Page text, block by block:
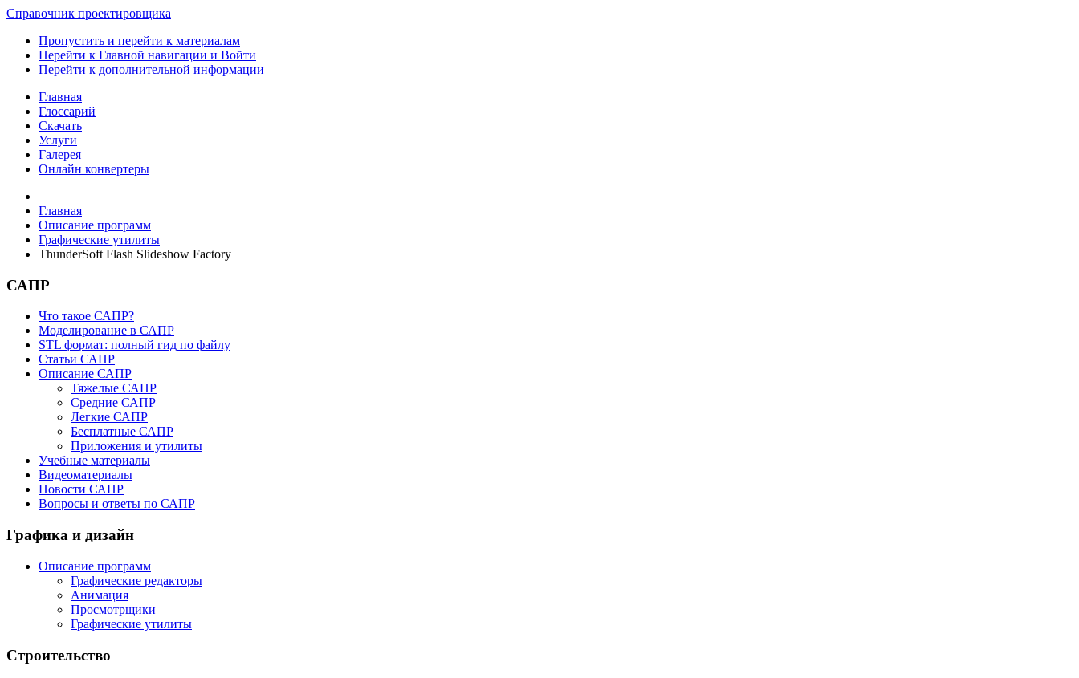
Справочник проектировщика
Пропустить и перейти к материалам
Перейти к Главной навигации и Войти
Перейти к дополнительной информации
Главная
Глоссарий
Скачать
Услуги
Галерея
Онлайн конвертеры
Главная
Описание программ
Графические утилиты
ThunderSoft Flash Slideshow Factory
САПР
Что такое САПР?
Моделирование в САПР
STL формат: полный гид по файлу
Статьи САПР
Описание САПР
Тяжелые САПР
Средние САПР
Легкие САПР
Бесплатные САПР
Приложения и утилиты
Учебные материалы
Видеоматериалы
Новости САПР
Вопросы и ответы по САПР
Графика и дизайн
Описание программ
Графические редакторы
Анимация
Просмотрщики
Графические утилиты
Строительство